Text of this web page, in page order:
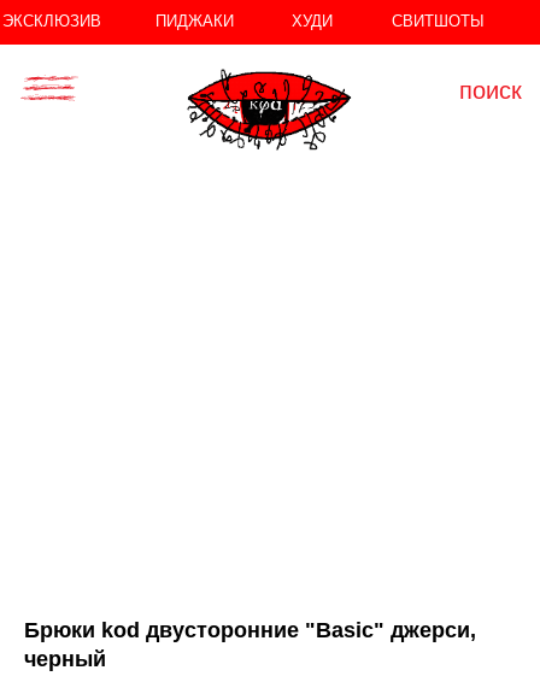
////
ЭКСКЛЮЗИВ ПИДЖАКИ ХУДИ СВИТШОТЫ
Брюки kоd двусторонние "Basic" джерси,
черный